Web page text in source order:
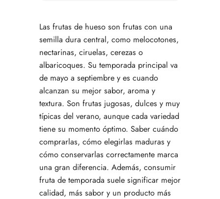
Las frutas de hueso son frutas con una
semilla dura central, como melocotones,
nectarinas, ciruelas, cerezas o
albaricoques. Su temporada principal va
de mayo a septiembre y es cuando
alcanzan su mejor sabor, aroma y
textura. Son frutas jugosas, dulces y muy
típicas del verano, aunque cada variedad
tiene su momento óptimo. Saber cuándo
comprarlas, cómo elegirlas maduras y
cómo conservarlas correctamente marca
una gran diferencia. Además, consumir
fruta de temporada suele significar mejor
calidad, más sabor y un producto más